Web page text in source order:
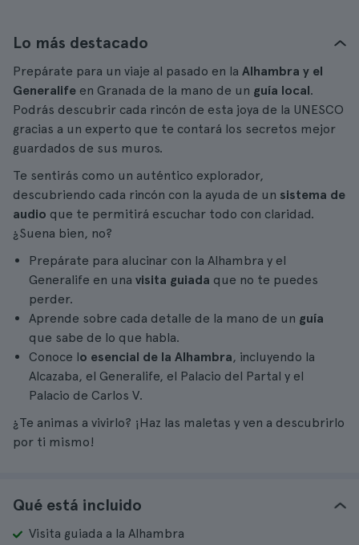
Lo más destacado
Prepárate para un viaje al pasado en la Alhambra y el
Generalife en Granada de la mano de un guía local.
Podrás descubrir cada rincón de esta joya de la UNESCO
gracias a un experto que te contará los secretos mejor
guardados de sus muros.
Te sentirás como un auténtico explorador,
descubriendo cada rincón con la ayuda de un sistema de
audio que te permitirá escuchar todo con claridad.
¿Suena bien, no?
Prepárate para alucinar con la Alhambra y el
Generalife en una visita guiada que no te puedes
perder.
Aprende sobre cada detalle de la mano de un guía
que sabe de lo que habla.
Conoce lo esencial de la Alhambra, incluyendo la
Alcazaba, el Generalife, el Palacio del Partal y el
Palacio de Carlos V.
¿Te animas a vivirlo? ¡Haz las maletas y ven a descubrirlo
por ti mismo!
Qué está incluido
Visita guiada a la Alhambra